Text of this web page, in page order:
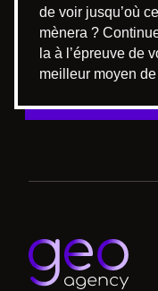
de voir jusqu’où
mènera ?
la à l’épreuve de
meilleur moyen